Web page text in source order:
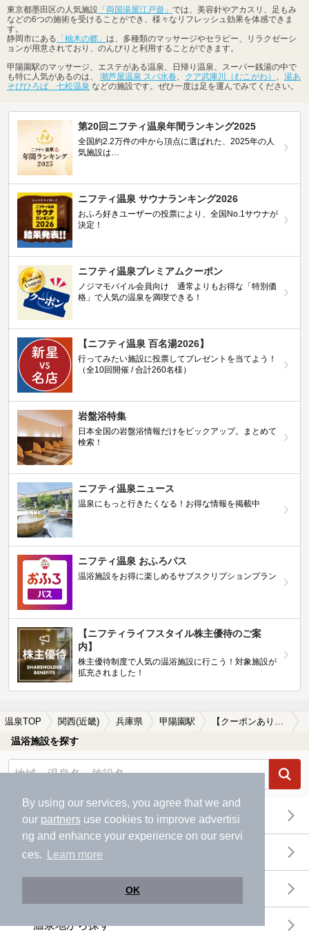
By using our services, you agree that we and
our partners use cookies to improve advertisi
ng and enhance your experience on our servi
ces.
Learn more
OK
東京都墨田区の人気施設 「両国湯屋江戸遊」 では、美容針やアカスリ、足もみ
などの6つの施術を受けることができ、様々なリフレッシュ効果を体感できま
す。
静岡市にある 「柚木の郷」 は、多種類のマッサージやセラピー、リラクゼーシ
ョンが用意されており、のんびりと利用することができます。
甲陽園駅のマッサージ、エステがある温泉、日帰り温泉、スーパー銭湯の中で
も特に人気があるのは、 潮芦屋温泉 スパ水春 クア武庫川（むこがわ）
湯あ
そびひろば 七松温泉 などの施設です。ぜひ一度は足を運んでみてください。
第20回ニフティ温泉年間ランキング2025
全国約2.2万件の中から頂点に選ばれた、2025年の人
気施設は…
ニフティ温泉 サウナランキング2026
おふろ好きユーザーの投票により、全国No.1サウナが
決定！
ニフティ温泉プレミアムクーポン
ノジマモバイル会員向け 通常よりもお得な「特別価
格」で人気の温泉を満喫できる！
【ニフティ温泉 百名湯2026】
行ってみたい施設に投票してプレゼントを当てよう！
（全10回開催 / 合計260名様）
岩盤浴特集
日本全国の岩盤浴情報だけをピックアップ。まとめて
検索！
ニフティ温泉ニュース
温泉にもっと行きたくなる！お得な情報を掲載中
ニフティ温泉 おふろパス
温浴施設をお得に楽しめるサブスクリプションプラン
【ニフティライフスタイル株主優待のご案
内】
株主優待制度で人気の温浴施設に行こう！対象施設が
拡充されました！
温泉TOP 関西(近畿) 兵庫県 甲陽園駅 【クーポンあり】マッサージ、エステがある甲陽園駅近くの温泉、日帰り温泉、スーパー銭湯おすすめ
温浴施設を探す
エリアから探す
地図から探す
温泉地から探す